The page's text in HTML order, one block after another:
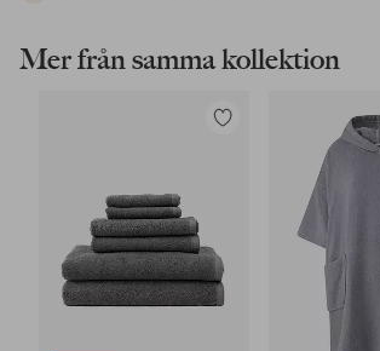
Mer från samma kollektion
Lägg